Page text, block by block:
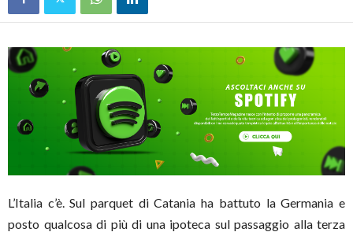
L’Italia c’è. Sul parquet di Catania ha battuto la Germania e
posto qualcosa di più di una ipoteca sul passaggio alla terza